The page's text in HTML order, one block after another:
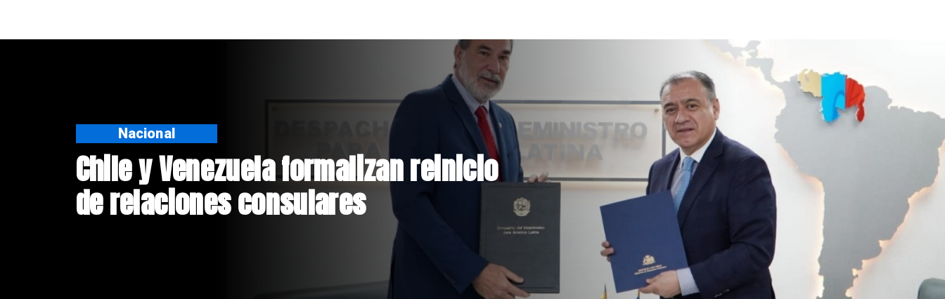
Feriantes rechazan dichos de Camila
Flores sobre Fabiola Campillai
Nacional